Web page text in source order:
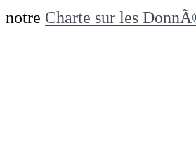
notre Charte sur les